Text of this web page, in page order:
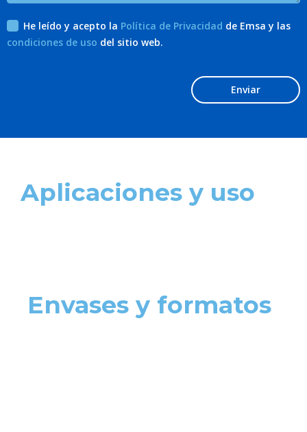
He leído y acepto la Política de Privacidad de Emsa y las
condiciones de uso del sitio web.
Enviar
Aplicaciones y uso
Envases y formatos